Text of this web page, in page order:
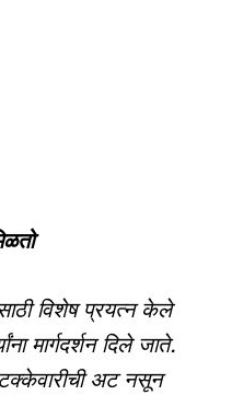
विशेष प्रयत्न केले
मार्गदर्शन दिले जाते.
टक्केवारीची अट नसून